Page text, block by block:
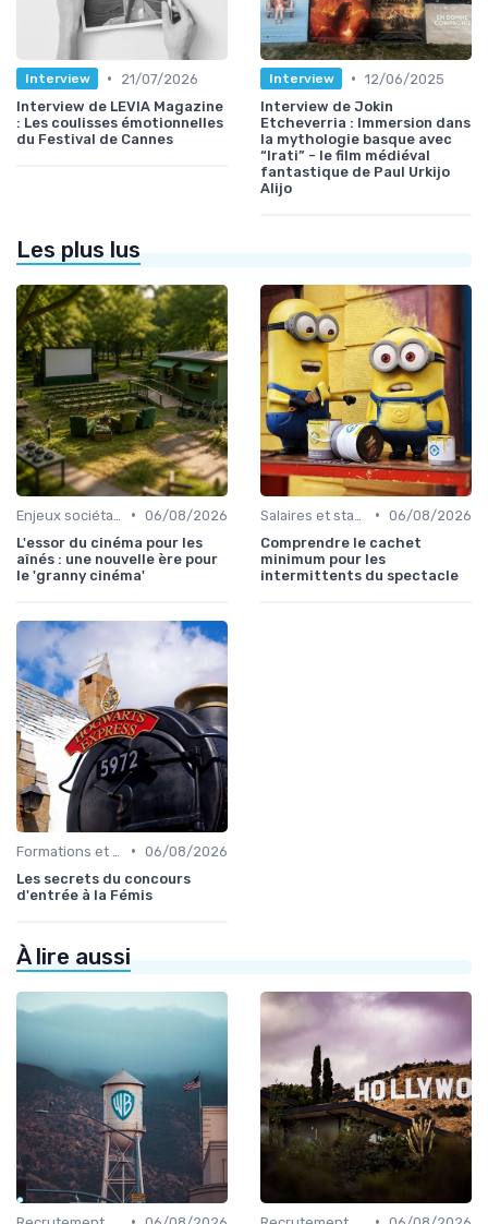
Interview •
21/07/2026
Interview de LEVIA Magazine
: Les coulisses émotionnelles
du Festival de Cannes
Interview • 12/06/2025
Interview de Jokin
Etcheverria : Immersion dans
la mythologie basque avec
“Irati” - le film médiéval
fantastique de Paul Urkijo
Alijo
Les plus lus
• 06/08/2026
L'essor du cinéma pour les
aînés : une nouvelle ère pour
le 'granny cinéma'
• 06/08/2026
Comprendre le cachet
minimum pour les
intermittents du spectacle
• 06/08/2026
Les secrets du concours
d'entrée à la Fémis
À lire aussi